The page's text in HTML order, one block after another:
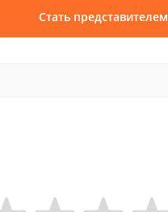
Стать представителем